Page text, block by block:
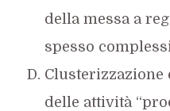
della messa a
spesso
Clusterizzazione
delle attività